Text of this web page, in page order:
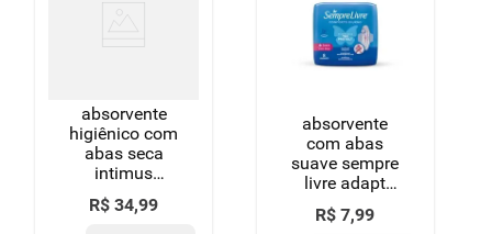
absorvente
higiênico com
abas seca
intimus
noturno
pacote 30
R$ 34,99
absorvente
com abas
suave sempre
livre adapt
plus pacote 8
unidades
R$ 7,99